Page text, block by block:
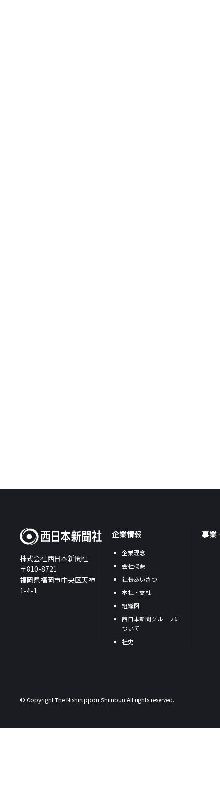
株式会社西日本新聞社
〒810-8721
福岡県福岡市中央区天神
1-4-1
企業情報
企業理念
会社概要
社長あいさつ
本社・支社
組織図
西日本新聞グループに
ついて
社史
事業
© Copyright The Nishinippon Shimbun.All rights reserved.